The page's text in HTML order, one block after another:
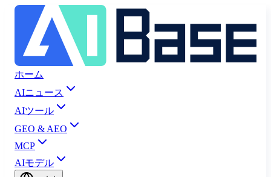
ホーム
AIニュース
AIツール
GEO & AEO
MCP
AIモデル